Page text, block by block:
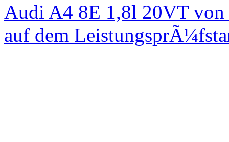
Audi A4 8E 1,8l 20VT
auf dem